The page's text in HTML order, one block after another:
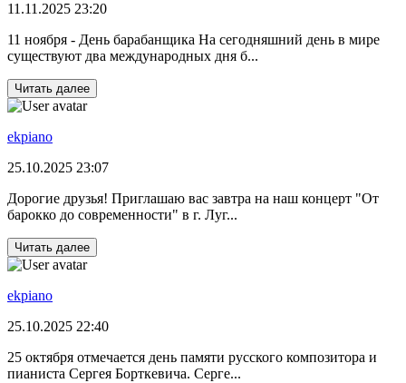
11.11.2025 23:20
11 ноября - День барабанщика На сегодняшний день в мире
существуют два международных дня б...
Читать далее
ekpiano
25.10.2025 23:07
Дорогие друзья! Приглашаю вас завтра на наш концерт "От
барокко до современности" в г. Луг...
Читать далее
ekpiano
25.10.2025 22:40
25 октября отмечается день памяти русского композитора и
пианиста Сергея Борткевича. Серге...